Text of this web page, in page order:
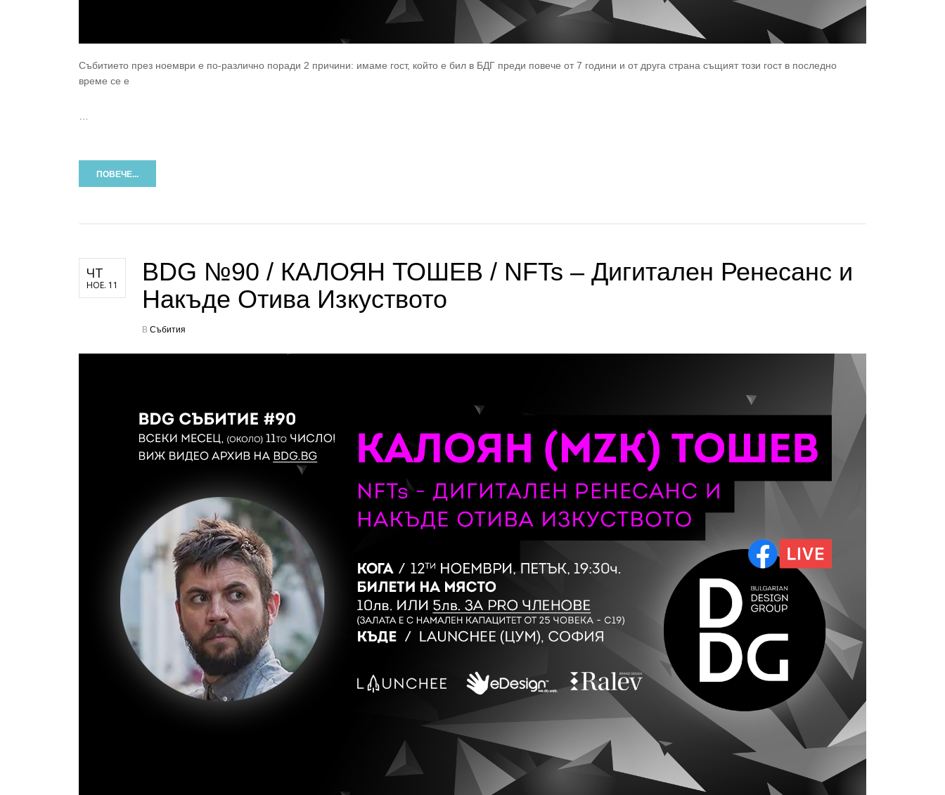
Събитието през ноември e по-различно поради 2 причини: имаме гост, който е бил в БДГ преди повече от 7 години и от друга страна същият този гост в последно
време се е
ПОВЕЧЕ...
ЧТ
НОЕ. 11
BDG №90 / КАЛОЯН ТОШЕВ / NFTs – Дигитален Ренесанс и
Накъде Отива Изкуството
В Събития